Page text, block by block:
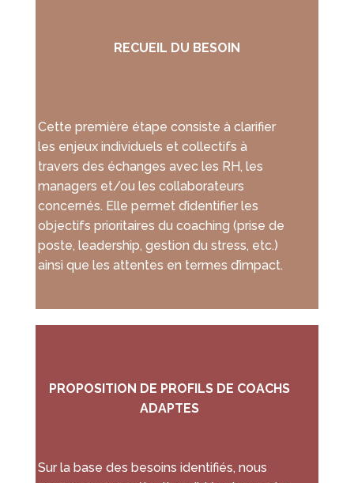
RECUEIL DU BESOIN
Cette première étape consiste à clarifier
les enjeux individuels et collectifs à
travers des échanges avec les RH, les
managers et/ou les collaborateurs
concernés. Elle permet d’identifier les
objectifs prioritaires du coaching (prise de
poste, leadership, gestion du stress, etc.)
ainsi que les attentes en termes d’impact.
PROPOSITION DE PROFILS DE COACHS
ADAPTES
Sur la base des besoins identifiés, nous